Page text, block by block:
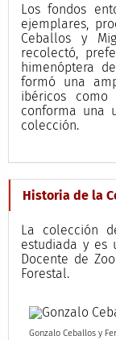
Los fondos
ejemplares,
Ceballos y
recolectó,
himenóptera
formó una
ibéricos como
conforma una
colección.
Historia de la
La colección
estudiada y es
Docente de
Forestal.
Gonzalo Ceballos y